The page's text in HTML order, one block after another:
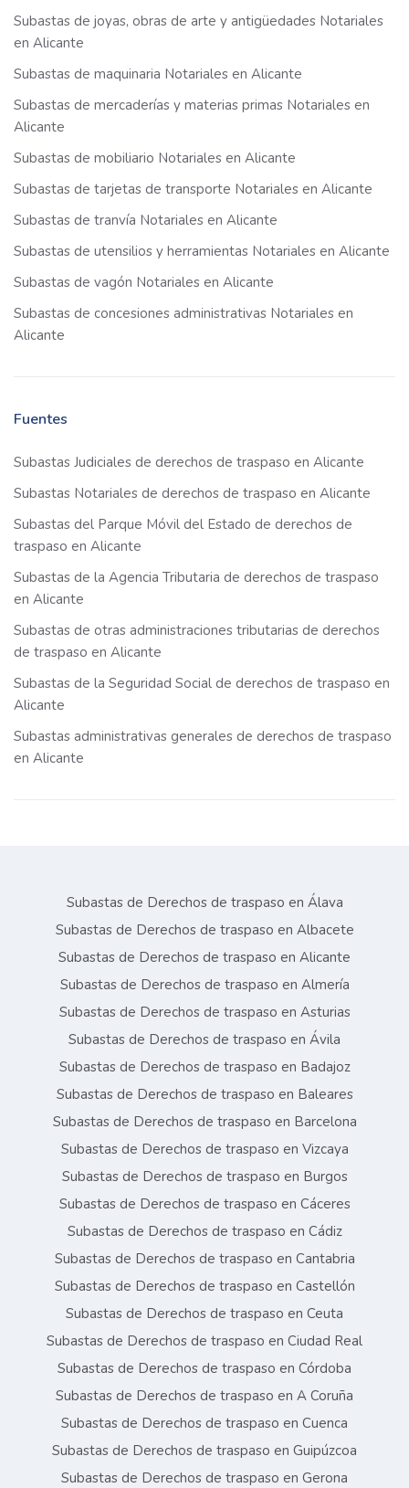
Subastas de joyas, obras de arte y antigüedades Notariales
en Alicante
Subastas de maquinaria Notariales en Alicante
Subastas de mercaderías y materias primas Notariales en
Alicante
Subastas de mobiliario Notariales en Alicante
Subastas de tarjetas de transporte Notariales en Alicante
Subastas de tranvía Notariales en Alicante
Subastas de utensilios y herramientas Notariales en Alicante
Subastas de vagón Notariales en Alicante
Subastas de concesiones administrativas Notariales en
Alicante
Fuentes
Subastas Judiciales de derechos de traspaso en Alicante
Subastas Notariales de derechos de traspaso en Alicante
Subastas del Parque Móvil del Estado de derechos de
traspaso en Alicante
Subastas de la Agencia Tributaria de derechos de traspaso
en Alicante
Subastas de otras administraciones tributarias de derechos
de traspaso en Alicante
Subastas de la Seguridad Social de derechos de traspaso en
Alicante
Subastas administrativas generales de derechos de traspaso
en Alicante
Subastas de Derechos de traspaso en Álava
Subastas de Derechos de traspaso en Albacete
Subastas de Derechos de traspaso en Alicante
Subastas de Derechos de traspaso en Almería
Subastas de Derechos de traspaso en Asturias
Subastas de Derechos de traspaso en Ávila
Subastas de Derechos de traspaso en Badajoz
Subastas de Derechos de traspaso en Baleares
Subastas de Derechos de traspaso en Barcelona
Subastas de Derechos de traspaso en Vizcaya
Subastas de Derechos de traspaso en Burgos
Subastas de Derechos de traspaso en Cáceres
Subastas de Derechos de traspaso en Cádiz
Subastas de Derechos de traspaso en Cantabria
Subastas de Derechos de traspaso en Castellón
Subastas de Derechos de traspaso en Ceuta
Subastas de Derechos de traspaso en Ciudad Real
Subastas de Derechos de traspaso en Córdoba
Subastas de Derechos de traspaso en A Coruña
Subastas de Derechos de traspaso en Cuenca
Subastas de Derechos de traspaso en Guipúzcoa
Subastas de Derechos de traspaso en Gerona